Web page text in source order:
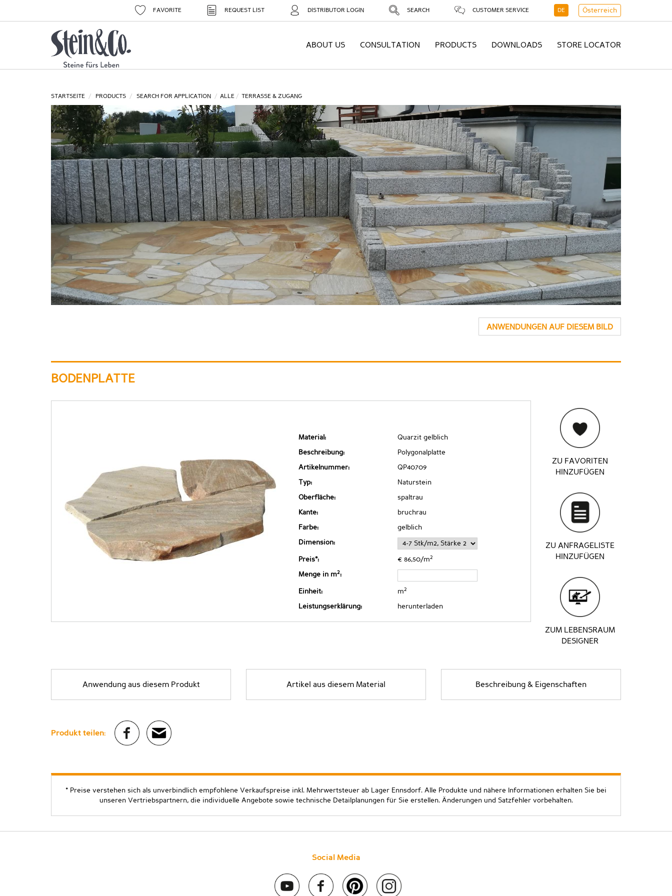
FAVORITE REQUEST LIST DISTRIBUTOR LOGIN SEARCH CUSTOMER SERVICE DE Österreich
ABOUT US CONSULTATION PRODUCTS DOWNLOADS STORE LOCATOR
STARTSEITE PRODUCTS SEARCH FOR APPLICATION ALLE TERRASSE & ZUGANG
ANWENDUNGEN AUF DIESEM BILD
BODENPLATTE
Material: Quarzit gelblich
Beschreibung: Polygonalplatte
Artikelnummer: QP40709
Typ: Naturstein
Oberfläche: spaltrau
Kante: bruchrau
Farbe: gelblich
Dimension:
Preis*: € 86,50/m2
Menge in m2:
Einheit: m2
Leistungserklärung: herunterladen
ZU FAVORITEN
HINZUFÜGEN
ZU ANFRAGELISTE
HINZUFÜGEN
ZUM LEBENSRAUM
DESIGNER
Anwendung aus diesem Produkt Artikel aus diesem Material Beschreibung & Eigenschaften
Produkt teilen:
* Preise verstehen sich als unverbindlich empfohlene Verkaufspreise inkl. Mehrwertsteuer ab Lager Ennsdorf. Alle Produkte und nähere Informationen erhalten Sie bei
unseren Vertriebspartnern, die individuelle Angebote sowie technische Detailplanungen für Sie erstellen. Änderungen und Satzfehler vorbehalten.
Social Media